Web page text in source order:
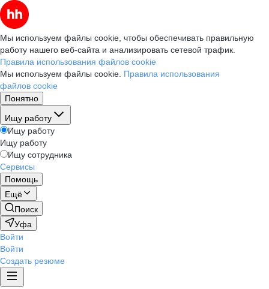
Мы используем файлы cookie, чтобы обеспечивать правильную
работу нашего веб-сайта и анализировать сетевой трафик.
Правила использования файлов cookie
Мы используем файлы cookie. Правила использования
файлов cookie
Понятно
Ищу работу
Ищу работу
Ищу работу
Ищу сотрудника
Сервисы
Помощь
Ещё
Поиск
Уфа
Войти
Войти
Создать резюме